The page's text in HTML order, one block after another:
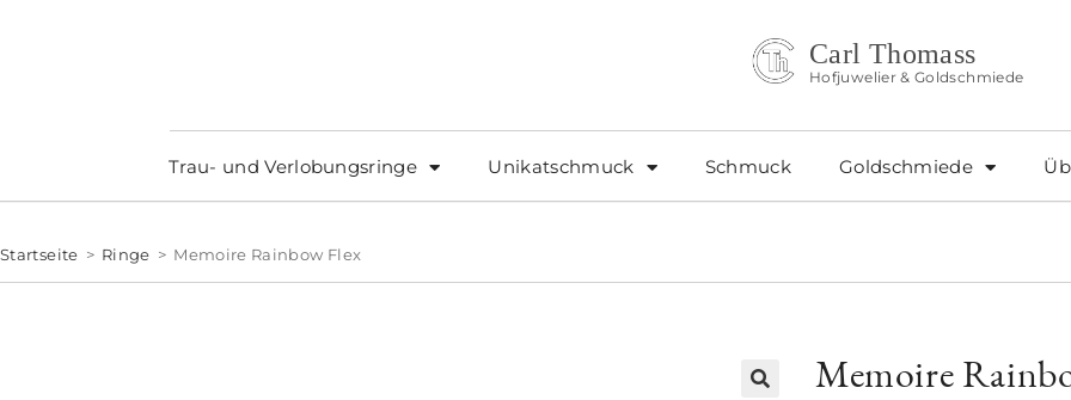
Carl Thomass
Hofjuwelier & Goldschmiede
Trau- und Verlobungsringe Unikatschmuck Schmuck Goldschmiede
Startseite > Ringe > Memoire Rainbow Flex
Memoire